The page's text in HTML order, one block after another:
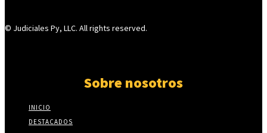
© Judiciales Py, LLC. All rights reserved.
Sobre nosotros
INICIO
DESTACADOS